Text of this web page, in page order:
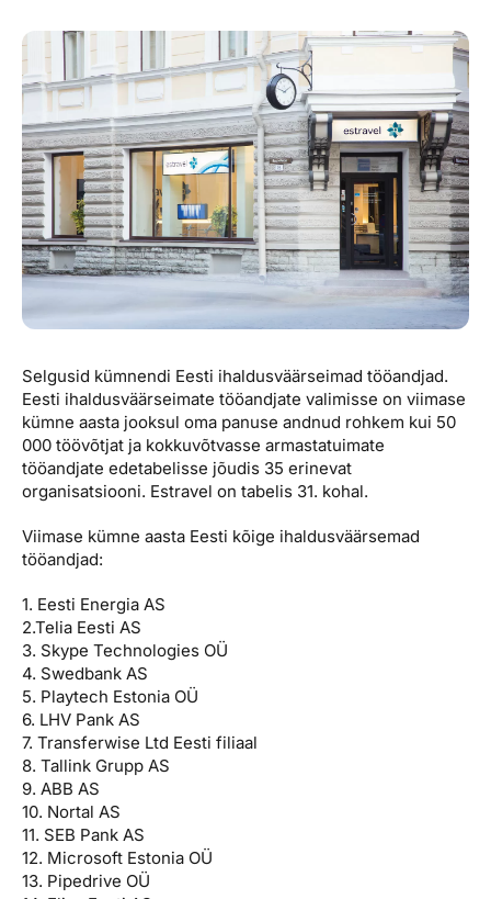
Airalo eSIM
Reisija meelespea
Platinum Club
Püsisoodustused
Boonuspunktid
Ettevõttest, kontaktid, reisikonsultandi teenus, tule
tööle, uudised...
Ettevõttest
Kontaktid
Reisikonsultandi teenus
Tule tööle
Selgusid kümnendi Eesti ihaldusväärseimad tööandjad.
Eesti ihaldusväärseimate tööandjate valimisse on viimase
kümne aasta jooksul oma panuse andnud rohkem kui 50
000 töövõtjat ja kokkuvõtvasse armastatuimate
tööandjate edetabelisse jõudis 35 erinevat
organisatsiooni. Estravel on tabelis 31. kohal.
Viimase kümne aasta Eesti kõige ihaldusväärsemad
tööandjad:
1. Eesti Energia AS
2.Telia Eesti AS
3. Skype Technologies OÜ
4. Swedbank AS
5. Playtech Estonia OÜ
6. LHV Pank AS
7. Transferwise Ltd Eesti filiaal
8. Tallink Grupp AS
9. ABB AS
10. Nortal AS
11. SEB Pank AS
12. Microsoft Estonia OÜ
13. Pipedrive OÜ